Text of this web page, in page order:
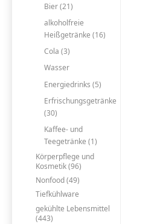
Bier (21)
alkoholfreie
Heißgetränke (16)
Cola (3)
Wasser
Energiedrinks (5)
Erfrischungsgetränke
(30)
Kaffee- und
Teegetränke (1)
Körperpflege und
Kosmetik (96)
Nonfood (49)
Tiefkühlware
gekühlte Lebensmittel
(443)